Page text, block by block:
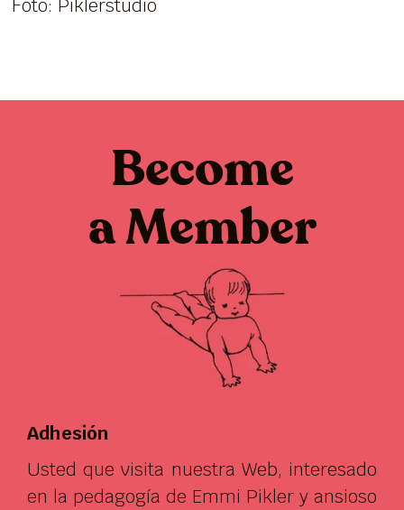
Foto: Piklerstudio
Become
a Member
Adhesión
Usted que visita nuestra Web, interesado
en la pedagogía de Emmi Pikler y ansioso